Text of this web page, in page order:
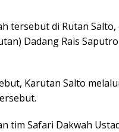
tersebut di Rutan
Dadang Rais
Karutan Salto
tim Safari Dakwah